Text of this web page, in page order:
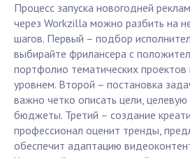
Процесс запуска новогодней
через Workzilla можно разбить на
шагов. Первый – подбор
выбирайте фрилансера с
портфолио тематических проектов
уровнем. Второй – постановка
важно четко описать цели,
бюджеты. Третий – создание
профессионал оценит тренды,
обеспечит адаптацию